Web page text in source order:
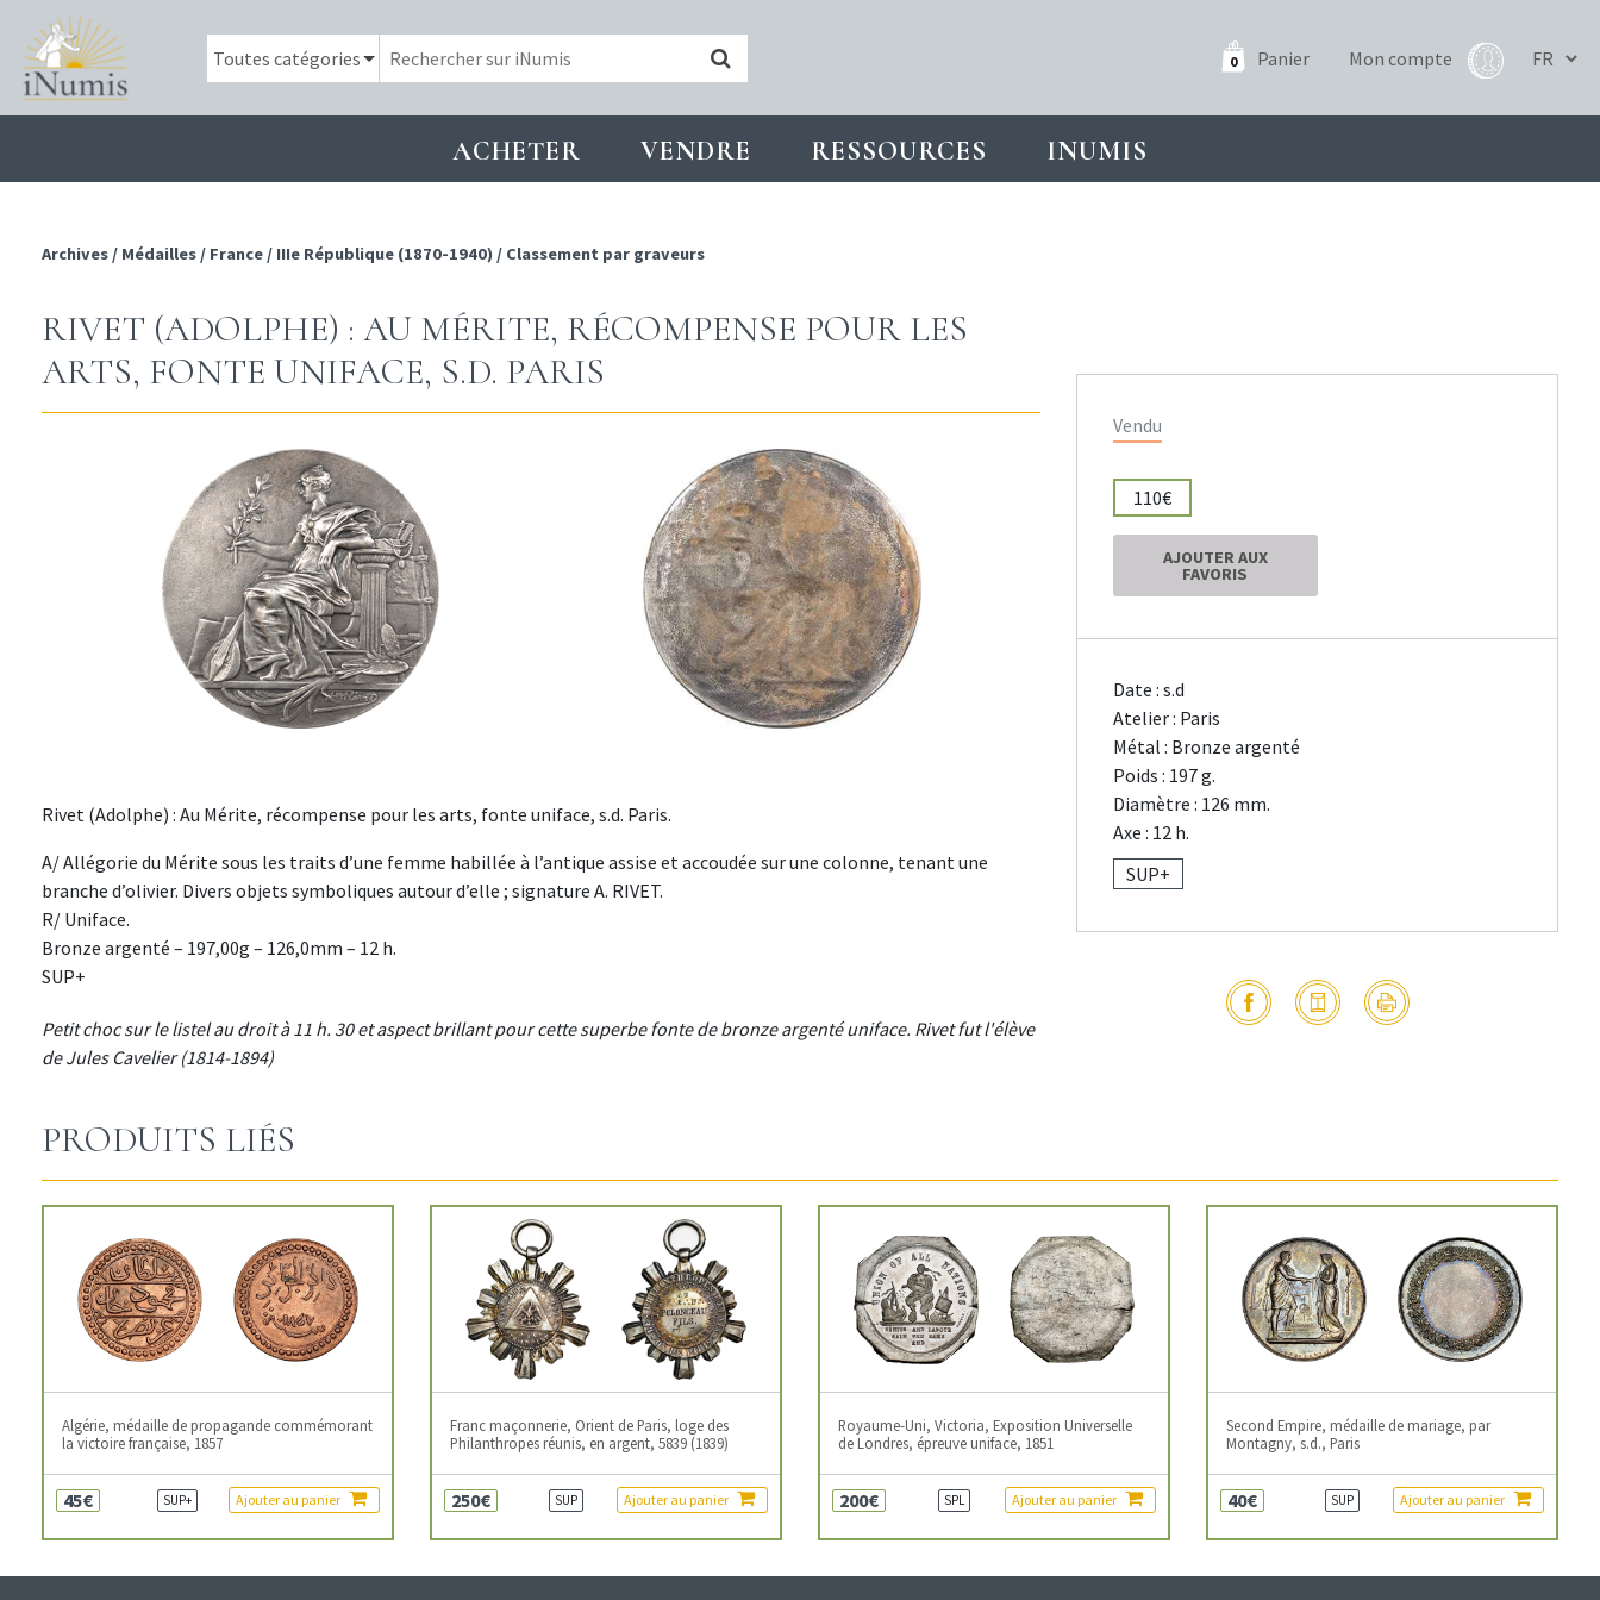
0 Panier Mon compte
ACHETER VENDRE RESSOURCES INUMIS
Archives / Médailles / France / IIIe République (1870-1940) / Classement par graveurs
RIVET (ADOLPHE) : AU MÉRITE, RÉCOMPENSE POUR LES
ARTS, FONTE UNIFACE, S.D. PARIS
Rivet (Adolphe) : Au Mérite, récompense pour les arts, fonte uniface, s.d. Paris.
A/ Allégorie du Mérite sous les traits d’une femme habillée à l’antique assise et accoudée sur une colonne, tenant une
branche d’olivier. Divers objets symboliques autour d’elle ; signature A. RIVET.
R/ Uniface.
Bronze argenté – 197,00g – 126,0mm – 12 h.
SUP+
Petit choc sur le listel au droit à 11 h. 30 et aspect brillant pour cette superbe fonte de bronze argenté uniface. Rivet fut l'élève
de Jules Cavelier (1814-1894)
Vendu
110€
AJOUTER AUX
FAVORIS
Date : s.d
Atelier : Paris
Métal : Bronze argenté
Poids : 197 g.
Diamètre : 126 mm.
Axe : 12 h.
SUP+
PRODUITS LIÉS
Algérie, médaille de propagande commémorant
la victoire française, 1857
45€ SUP+ Ajouter au panier
Franc maçonnerie, Orient de Paris, loge des
Philanthropes réunis, en argent, 5839 (1839)
250€ SUP Ajouter au panier
Royaume-Uni, Victoria, Exposition Universelle
de Londres, épreuve uniface, 1851
200€ SPL Ajouter au panier
Second Empire, médaille de mariage, par
Montagny, s.d., Paris
40€ SUP Ajouter au panier